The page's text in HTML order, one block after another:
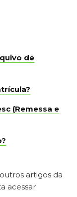
de
(Remessa e
artigos da
acessar